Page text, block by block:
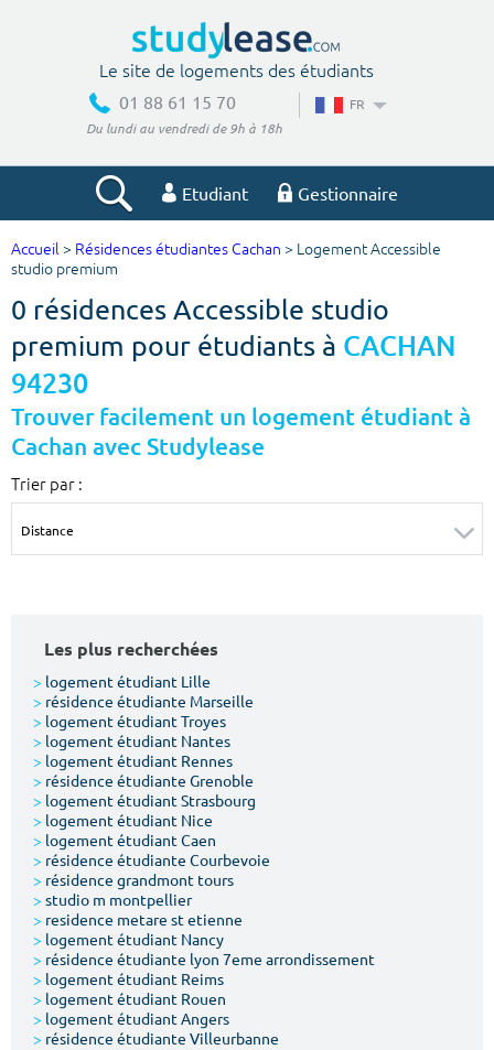
Le site de logements des étudiants
01 88 61 15 70
Du lundi au vendredi de 9h à 18h
FR
Etudiant Gestionnaire
Votre recherche
Ville, école
Budget min
€
Budget max
m² m²
Votre date d'entrée
Chercher
Accueil > Résidences étudiantes Cachan > Logement Accessible
studio premium
0 résidences Accessible studio
premium pour étudiants à CACHAN
94230
Trouver facilement un logement étudiant à
Cachan avec Studylease
Trier par :
Les plus recherchées
> logement étudiant Lille
> résidence étudiante Marseille
> logement étudiant Troyes
> logement étudiant Nantes
> logement étudiant Rennes
> résidence étudiante Grenoble
> logement étudiant Strasbourg
> logement étudiant Nice
> logement étudiant Caen
> résidence étudiante Courbevoie
> résidence grandmont tours
> studio m montpellier
> residence metare st etienne
> logement étudiant Nancy
> résidence étudiante lyon 7eme arrondissement
> logement étudiant Reims
> logement étudiant Rouen
> logement étudiant Angers
> résidence étudiante Villeurbanne